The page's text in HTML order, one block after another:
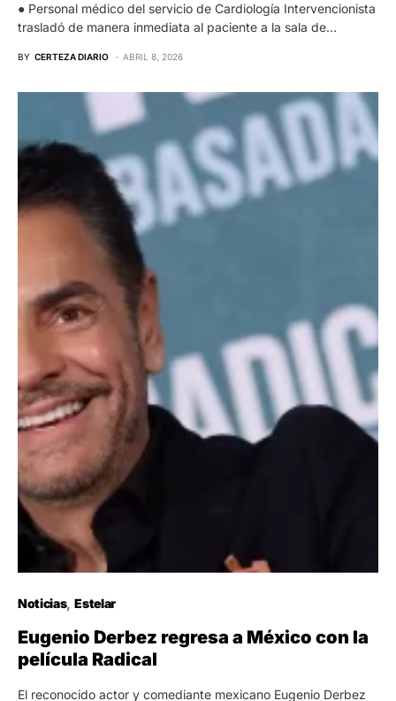
● Personal médico del servicio de Cardiología Intervencionista
trasladó de manera inmediata al paciente a la sala de…
BY CERTEZA DIARIO ABRIL 8, 2026
Noticias Estelar
Eugenio Derbez regresa a México con la
película Radical
El reconocido actor y comediante mexicano Eugenio Derbez